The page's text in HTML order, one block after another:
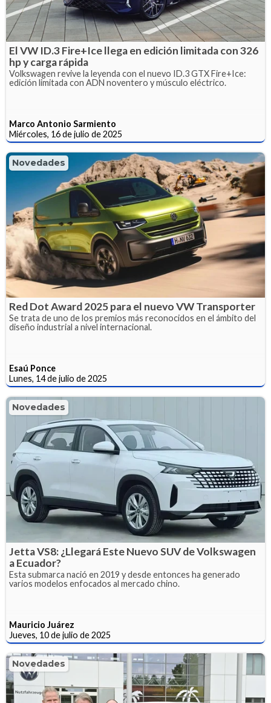
El VW ID.3 Fire+Ice llega en edición limitada con 326
hp y carga rápida
Volkswagen revive la leyenda con el nuevo ID.3 GTX Fire+Ice:
edición limitada con ADN noventero y músculo eléctrico.
Marco Antonio Sarmiento
Miércoles, 16 de julio de 2025
Novedades
Red Dot Award 2025 para el nuevo VW Transporter
Se trata de uno de los premios más reconocidos en el ámbito del
diseño industrial a nivel internacional.
Esaú Ponce
Lunes, 14 de julio de 2025
Novedades
Jetta VS8: ¿Llegará Este Nuevo SUV de Volkswagen
a Ecuador?
Esta submarca nació en 2019 y desde entonces ha generado
varios modelos enfocados al mercado chino.
Mauricio Juárez
Jueves, 10 de julio de 2025
Novedades